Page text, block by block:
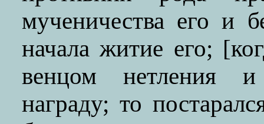
мученичества его и
начала житие его;
венцом нетления и
награду; то